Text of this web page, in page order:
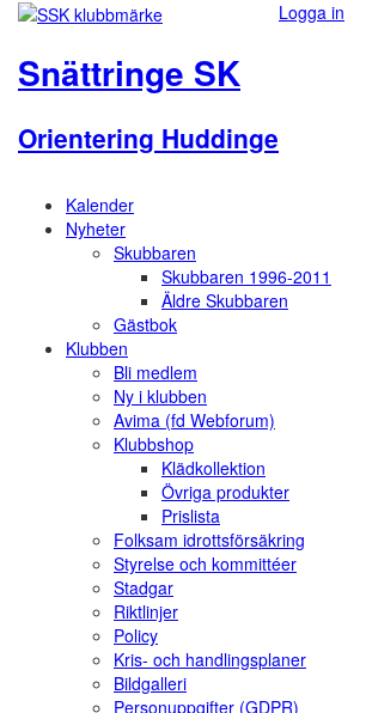
Logga in
Snättringe SK
Orientering Huddinge
Kalender
Nyheter
Skubbaren
Skubbaren 1996-2011
Äldre Skubbaren
Gästbok
Klubben
Bli medlem
Ny i klubben
Avima (fd Webforum)
Klubbshop
Klädkollektion
Övriga produkter
Prislista
Folksam idrottsförsäkring
Styrelse och kommittéer
Stadgar
Riktlinjer
Policy
Kris- och handlingsplaner
Bildgalleri
Personuppgifter (GDPR)